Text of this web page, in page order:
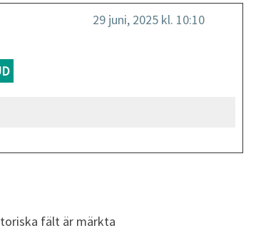
29 juni, 2025 kl. 10:10
fält är märkta